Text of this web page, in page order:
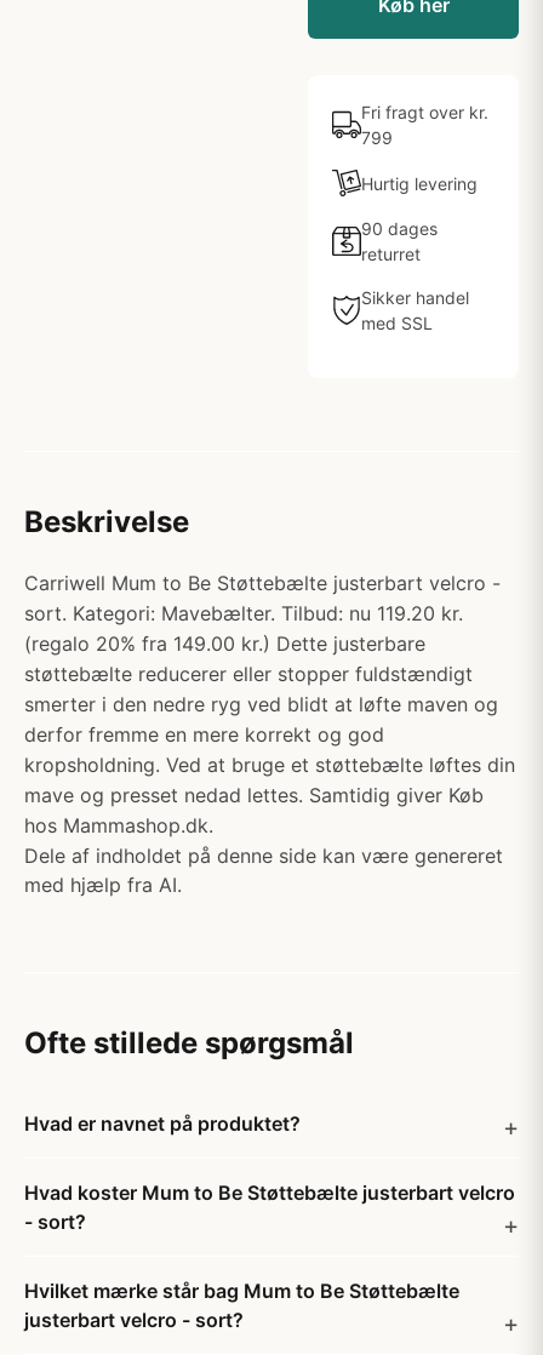
Køb her
Fri fragt over kr.
799
Hurtig levering
90 dages
returret
Sikker handel
med SSL
Beskrivelse
Carriwell Mum to Be Støttebælte justerbart velcro -
sort. Kategori: Mavebælter. Tilbud: nu 119.20 kr.
(regalo 20% fra 149.00 kr.) Dette justerbare
støttebælte reducerer eller stopper fuldstændigt
smerter i den nedre ryg ved blidt at løfte maven og
derfor fremme en mere korrekt og god
kropsholdning. Ved at bruge et støttebælte løftes din
mave og presset nedad lettes. Samtidig giver Køb
hos Mammashop.dk.
Dele af indholdet på denne side kan være genereret
med hjælp fra AI.
Ofte stillede spørgsmål
Hvad er navnet på produktet?
Hvad koster Mum to Be Støttebælte justerbart velcro
- sort?
Hvilket mærke står bag Mum to Be Støttebælte
justerbart velcro - sort?